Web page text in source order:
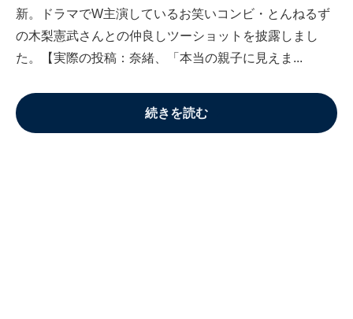
新。ドラマでW主演しているお笑いコンビ・とんねるず
の木梨憲武さんとの仲良しツーショットを披露しまし
た。【実際の投稿：奈緒、「本当の親子に見えま...
続きを読む